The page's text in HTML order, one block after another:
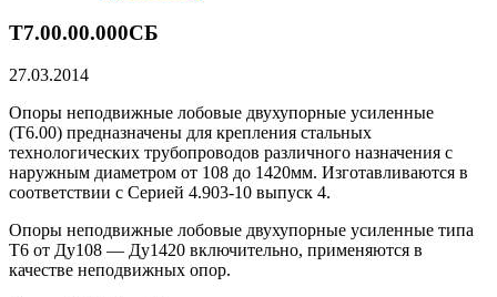
Т7.00.00.000СБ
27.03.2014
Опоры неподвижные лобовые двухупорные усиленные
(Т6.00) предназначены для крепления стальных
технологических трубопроводов различного назначения с
наружным диаметром от 108 до 1420мм. Изготавливаются в
соответствии с Серией 4.903-10 выпуск 4.
Опоры неподвижные лобовые двухупорные усиленные типа
Т6 от Ду108 — Ду1420 включительно, применяются в
качестве неподвижных опор.